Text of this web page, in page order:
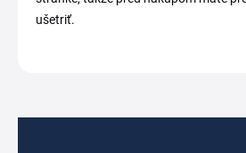
ušetriť.